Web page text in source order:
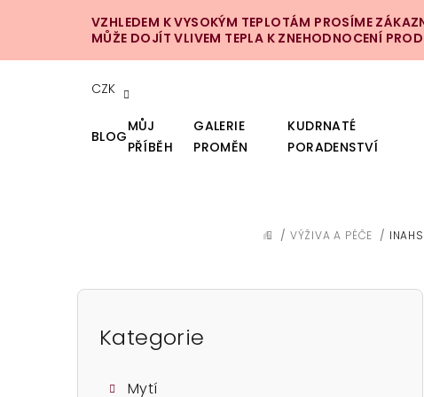
VZHLEDEM K VYSOKÝM TEPLOTÁM PROSÍME
MŮŽE DOJÍT VLIVEM TEPLA K ZNEHODNOCENÍ
CZK
BLOG
MŮJ
PŘÍBĚH
GALERIE
PROMĚN
KUDRNATÉ
PORADENSTVÍ
DOMŮ
/ VÝŽIVA A PÉČE /
P
Přeskočit
kategorie
Kategorie
Mytí